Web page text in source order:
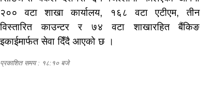
२०० वटा शाखा कार्यालय, १६८ वटा एटीएम, तीन
विस्तारित काउन्टर र ७४ वटा शाखारहित बैंकिङ
इकाईमार्फत सेवा दिँदै आएको छ ।
प्रकाशित समय : १८:१० बजे